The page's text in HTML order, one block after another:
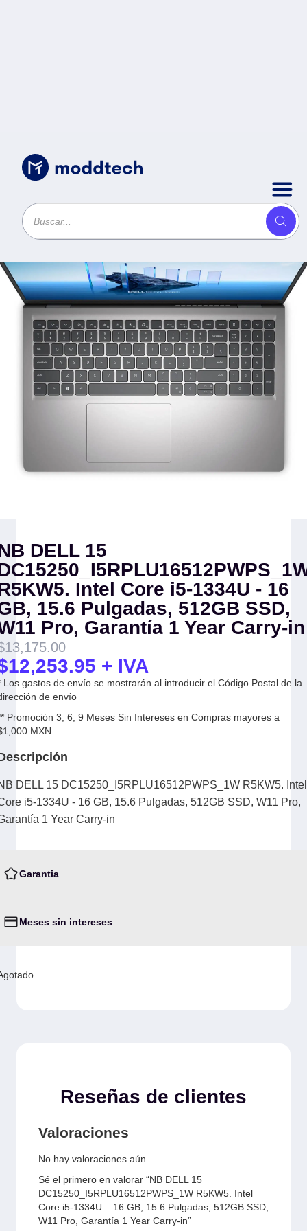
Sin categoría/ NB DELL 15 DC15250_I5RPLU16512PWPS_1W R5KW5.
Intel Core i5-1334U - 16 GB, 15.6 Pulgadas, 512GB SSD,
W11 Pro, Garantía 1 Year Carry-in
DELL 15
Intel Core i5-1334U - 16
15.6 Pulgadas, 512GB SSD,
Pro, Garantía 1 Year Carry-in
13,175.00
12,253.95 + IVA
Los gastos de envío se mostrarán al introducir el Código Postal de la
de envío
Promoción 3, 6, 9 Meses Sin Intereses en Compras mayores a
MXN
DELL 15 DC15250_I5RPLU16512PWPS_1W R5KW5. Intel
i5-1334U - 16 GB, 15.6 Pulgadas, 512GB SSD, W11 Pro,
1 Year Carry-in
Garantia
Meses sin intereses
Reseñas de clientes
Valoraciones
No hay valoraciones aún.
Sé el primero en valorar “NB DELL 15
DC15250_I5RPLU16512PWPS_1W R5KW5. Intel
Core i5-1334U – 16 GB, 15.6 Pulgadas, 512GB SSD,
W11 Pro, Garantía 1 Year Carry-in”